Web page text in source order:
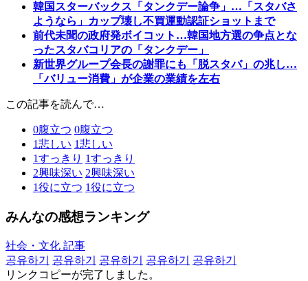
韓国スターバックス「タンクデー論争」…「スタバさ
ようなら」カップ壊し不買運動認証ショットまで
前代未聞の政府発ボイコット…韓国地方選の争点とな
ったスタバコリアの「タンクデー」
新世界グループ会長の謝罪にも「脱スタバ」の兆し…
「バリュー消費」が企業の業績を左右
この記事を読んで…
0腹立つ 0腹立つ
1悲しい 1悲しい
1すっきり 1すっきり
2興味深い 2興味深い
1役に立つ 1役に立つ
みんなの感想ランキング
社会・文化 記事
공유하기
공유하기 공유하기 공유하기
공유하기
リンクコピーが完了しました。